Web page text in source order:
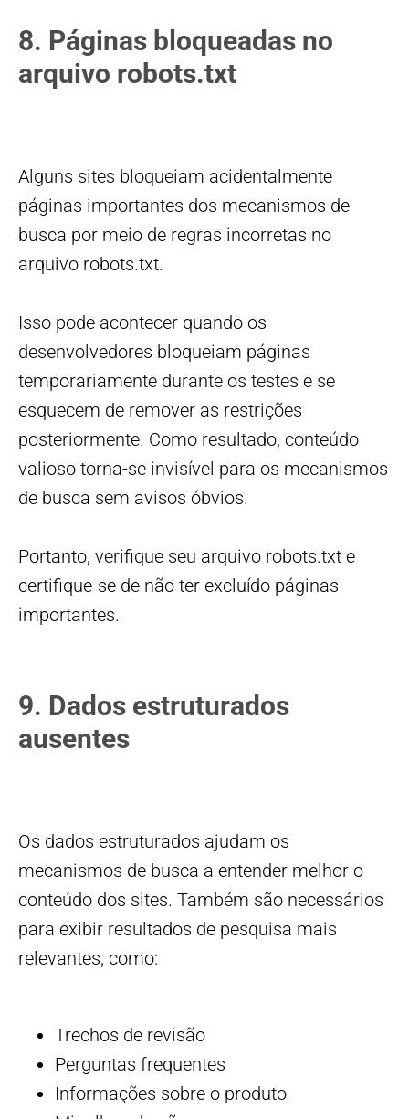
8. Páginas bloqueadas no
arquivo robots.txt
Alguns sites bloqueiam acidentalmente
páginas importantes dos mecanismos de
busca por meio de regras incorretas no
arquivo robots.txt.
Isso pode acontecer quando os
desenvolvedores bloqueiam páginas
temporariamente durante os testes e se
esquecem de remover as restrições
posteriormente. Como resultado, conteúdo
valioso torna-se invisível para os mecanismos
de busca sem avisos óbvios.
Portanto, verifique seu arquivo robots.txt e
certifique-se de não ter excluído páginas
importantes.
9. Dados estruturados
ausentes
Os dados estruturados ajudam os
mecanismos de busca a entender melhor o
conteúdo dos sites. Também são necessários
para exibir resultados de pesquisa mais
relevantes, como:
Trechos de revisão
Perguntas frequentes
Informações sobre o produto